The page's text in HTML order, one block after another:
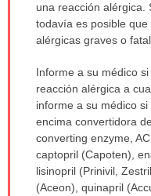
una reacción alérgica.
todavía es posible
alérgicas graves o
Informe a su médico
reacción alérgica a
informe a su médico
encima convertidora
converting enzyme,
captopril (Capoten),
lisinopril (Prinivil,
(Aceon), quinapril